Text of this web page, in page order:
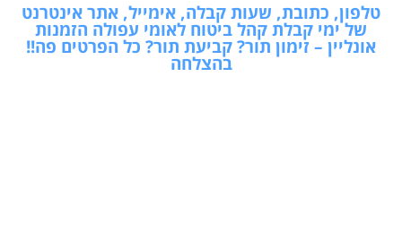
טלפון, כתובת, שעות קבלה, אימייל, אתר אינטרנט
של ימי קבלת קהל ביטוח לאומי עפולה הזמנות
אונליין – זימון תור? קביעת תור? כל הפרטים פה!!
בהצלחה